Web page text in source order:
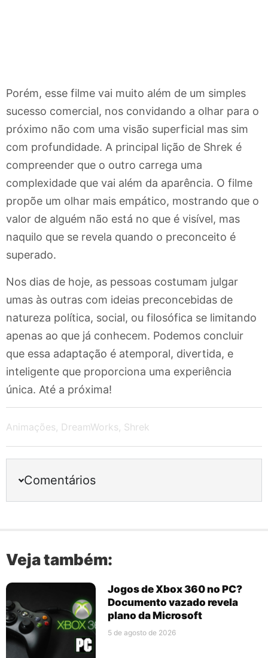
Porém, esse filme vai muito além de um simples
sucesso comercial, nos convidando a olhar para o
próximo não com uma visão superficial mas sim
com profundidade. A principal lição de Shrek é
compreender que o outro carrega uma
complexidade que vai além da aparência. O filme
propõe um olhar mais empático, mostrando que o
valor de alguém não está no que é visível, mas
naquilo que se revela quando o preconceito é
superado.
Nos dias de hoje, as pessoas costumam julgar
umas às outras com ideias preconcebidas de
natureza política, social, ou filosófica se limitando
apenas ao que já conhecem. Podemos concluir
que essa adaptação é atemporal, divertida, e
inteligente que proporciona uma experiência
única. Até a próxima!
Animações, DreamWorks, Shrek
Comentários
Veja também:
Jogos de Xbox 360 no PC?
Documento vazado revela
plano da Microsoft
5 de agosto de 2026